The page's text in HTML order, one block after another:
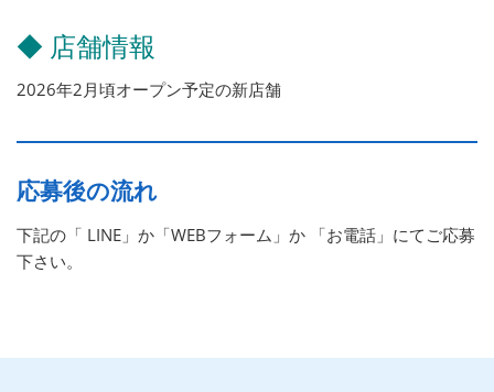
◆ 店舗情報
2026年2月頃オープン予定の新店舗
応募後の流れ
下記の「 LINE」か「WEBフォーム」か 「お電話」にてご応募
下さい。